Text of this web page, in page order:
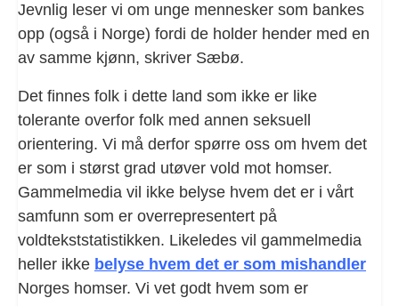
Jevnlig leser vi om unge mennesker som bankes
opp (også i Norge) fordi de holder hender med en
av samme kjønn, skriver Sæbø.
Det finnes folk i dette land som ikke er like
tolerante overfor folk med annen seksuell
orientering. Vi må derfor spørre oss om hvem det
er som i størst grad utøver vold mot homser.
Gammelmedia vil ikke belyse hvem det er i vårt
samfunn som er overrepresentert på
voldtekststatistikken. Likeledes vil gammelmedia
heller ikke belyse hvem det er som mishandler
Norges homser. Vi vet godt hvem som er